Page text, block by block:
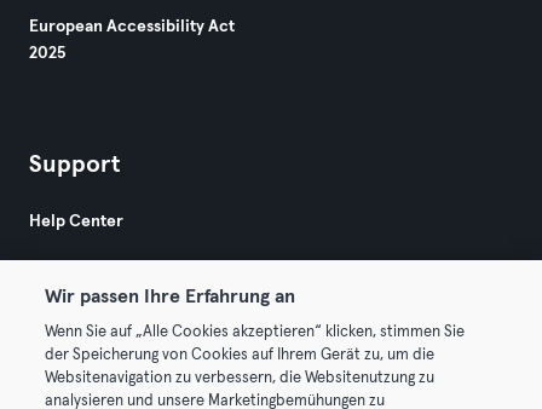
European Accessibility Act
2025
Support
Help Center
© 2026 Urban Sports Group GmbH. All rights reserved.
Wir passen Ihre Erfahrung an
Wenn Sie auf „Alle Cookies akzeptieren“ klicken, stimmen Sie
der Speicherung von Cookies auf Ihrem Gerät zu, um die
Websitenavigation zu verbessern, die Websitenutzung zu
analysieren und unsere Marketingbemühungen zu